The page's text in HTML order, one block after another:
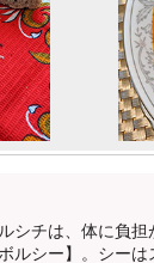
シチは、体に負
ルシー】。シーは